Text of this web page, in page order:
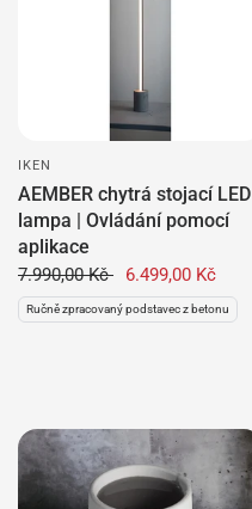
IKEN
AEMBER chytrá stojací LED
lampa | Ovládání pomocí
aplikace
7.990,00 Kč 6.499,00 Kč
Ručně zpracovaný podstavec z betonu